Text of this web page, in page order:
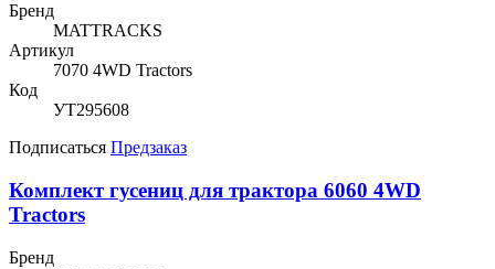
Бренд
MATTRACKS
Артикул
7070 4WD Tractors
Код
УТ295608
Подписаться Предзаказ
Комплект гусениц для трактора 6060 4WD
Tractors
Бренд